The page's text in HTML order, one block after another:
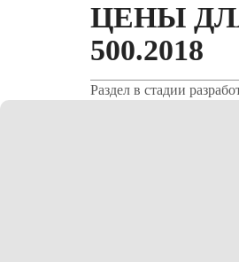
ЦЕНЫ
500.2018
Раздел в стадии